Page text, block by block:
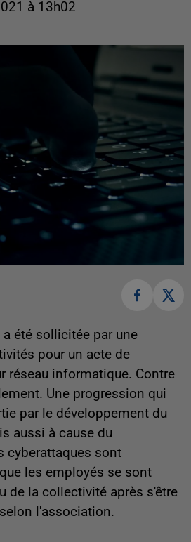
à 13h02
été sollicitée par une
pour un acte de
réseau informatique. Contre
Une progression qui
par le développement du
aussi à cause du
cyberattaques sont
les employés se sont
de la collectivité après s'être
l'association.